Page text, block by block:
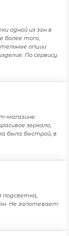
одной из зон в
более того,
опции
По сервису
магазине.
зеркало,
была быстрой, в
подсветка,
Не запотевает.